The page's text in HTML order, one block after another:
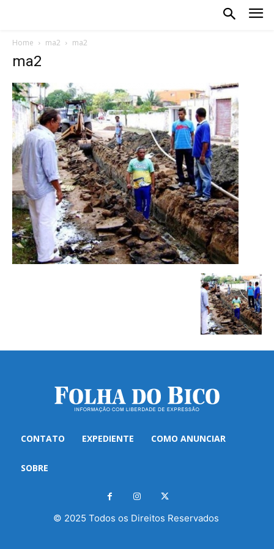
Home ma2 ma2
ma2
CONTATO EXPEDIENTE COMO ANUNCIAR
SOBRE
© 2025 Todos os Direitos Reservados